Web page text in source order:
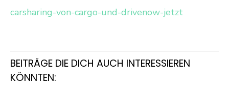
carsharing-von-cargo-und-drivenow-jetzt
BEITRÄGE DIE DICH AUCH INTERESSIEREN
KÖNNTEN: